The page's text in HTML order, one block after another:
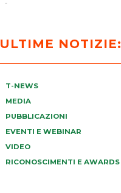
ULTIME NOTIZIE:
T-NEWS
MEDIA
PUBBLICAZIONI
EVENTI E WEBINAR
VIDEO
RICONOSCIMENTI E AWARDS